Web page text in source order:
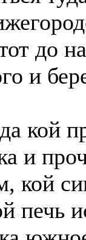
до
и
кой
и
кой
печь